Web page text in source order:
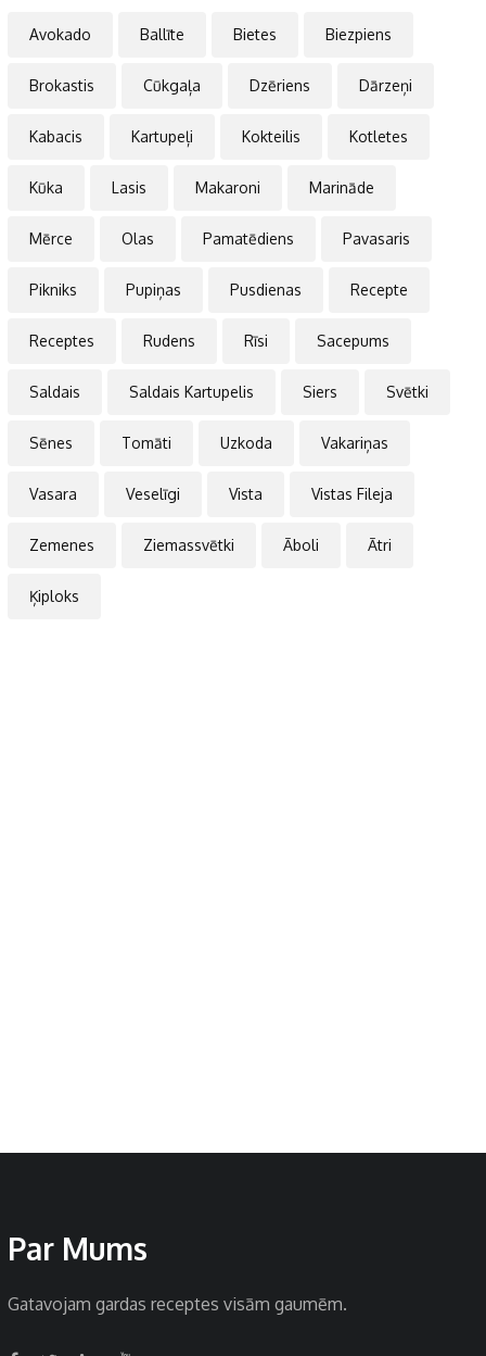
Avokado Ballīte Bietes Biezpiens
Brokastis Cūkgaļa Dzēriens Dārzeņi
Kabacis Kartupeļi Kokteilis Kotletes
Kūka Lasis Makaroni Marināde
Mērce Olas Pamatēdiens Pavasaris
Pikniks Pupiņas Pusdienas Recepte
Receptes Rudens Rīsi Sacepums
Saldais Saldais Kartupelis Siers Svētki
Sēnes Tomāti Uzkoda Vakariņas
Vasara Veselīgi Vista Vistas Fileja
Zemenes Ziemassvētki Āboli Ātri
Ķiploks
Par Mums
Gatavojam gardas receptes visām gaumēm.